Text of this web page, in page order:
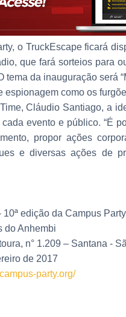
o TruckEscape ficará
que fará sorteios para
tema da inauguração será
espionagem como os
Cláudio Santiago, a
evento e público. “É
propor ações
e diversas ações de
10ª edição da Campus
do Anhembi
n° 1.209 – Santana -
de 2017
party.org/